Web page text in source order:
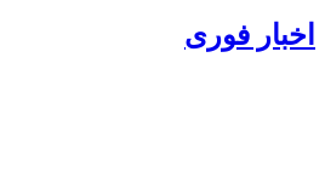
اخبار فوری